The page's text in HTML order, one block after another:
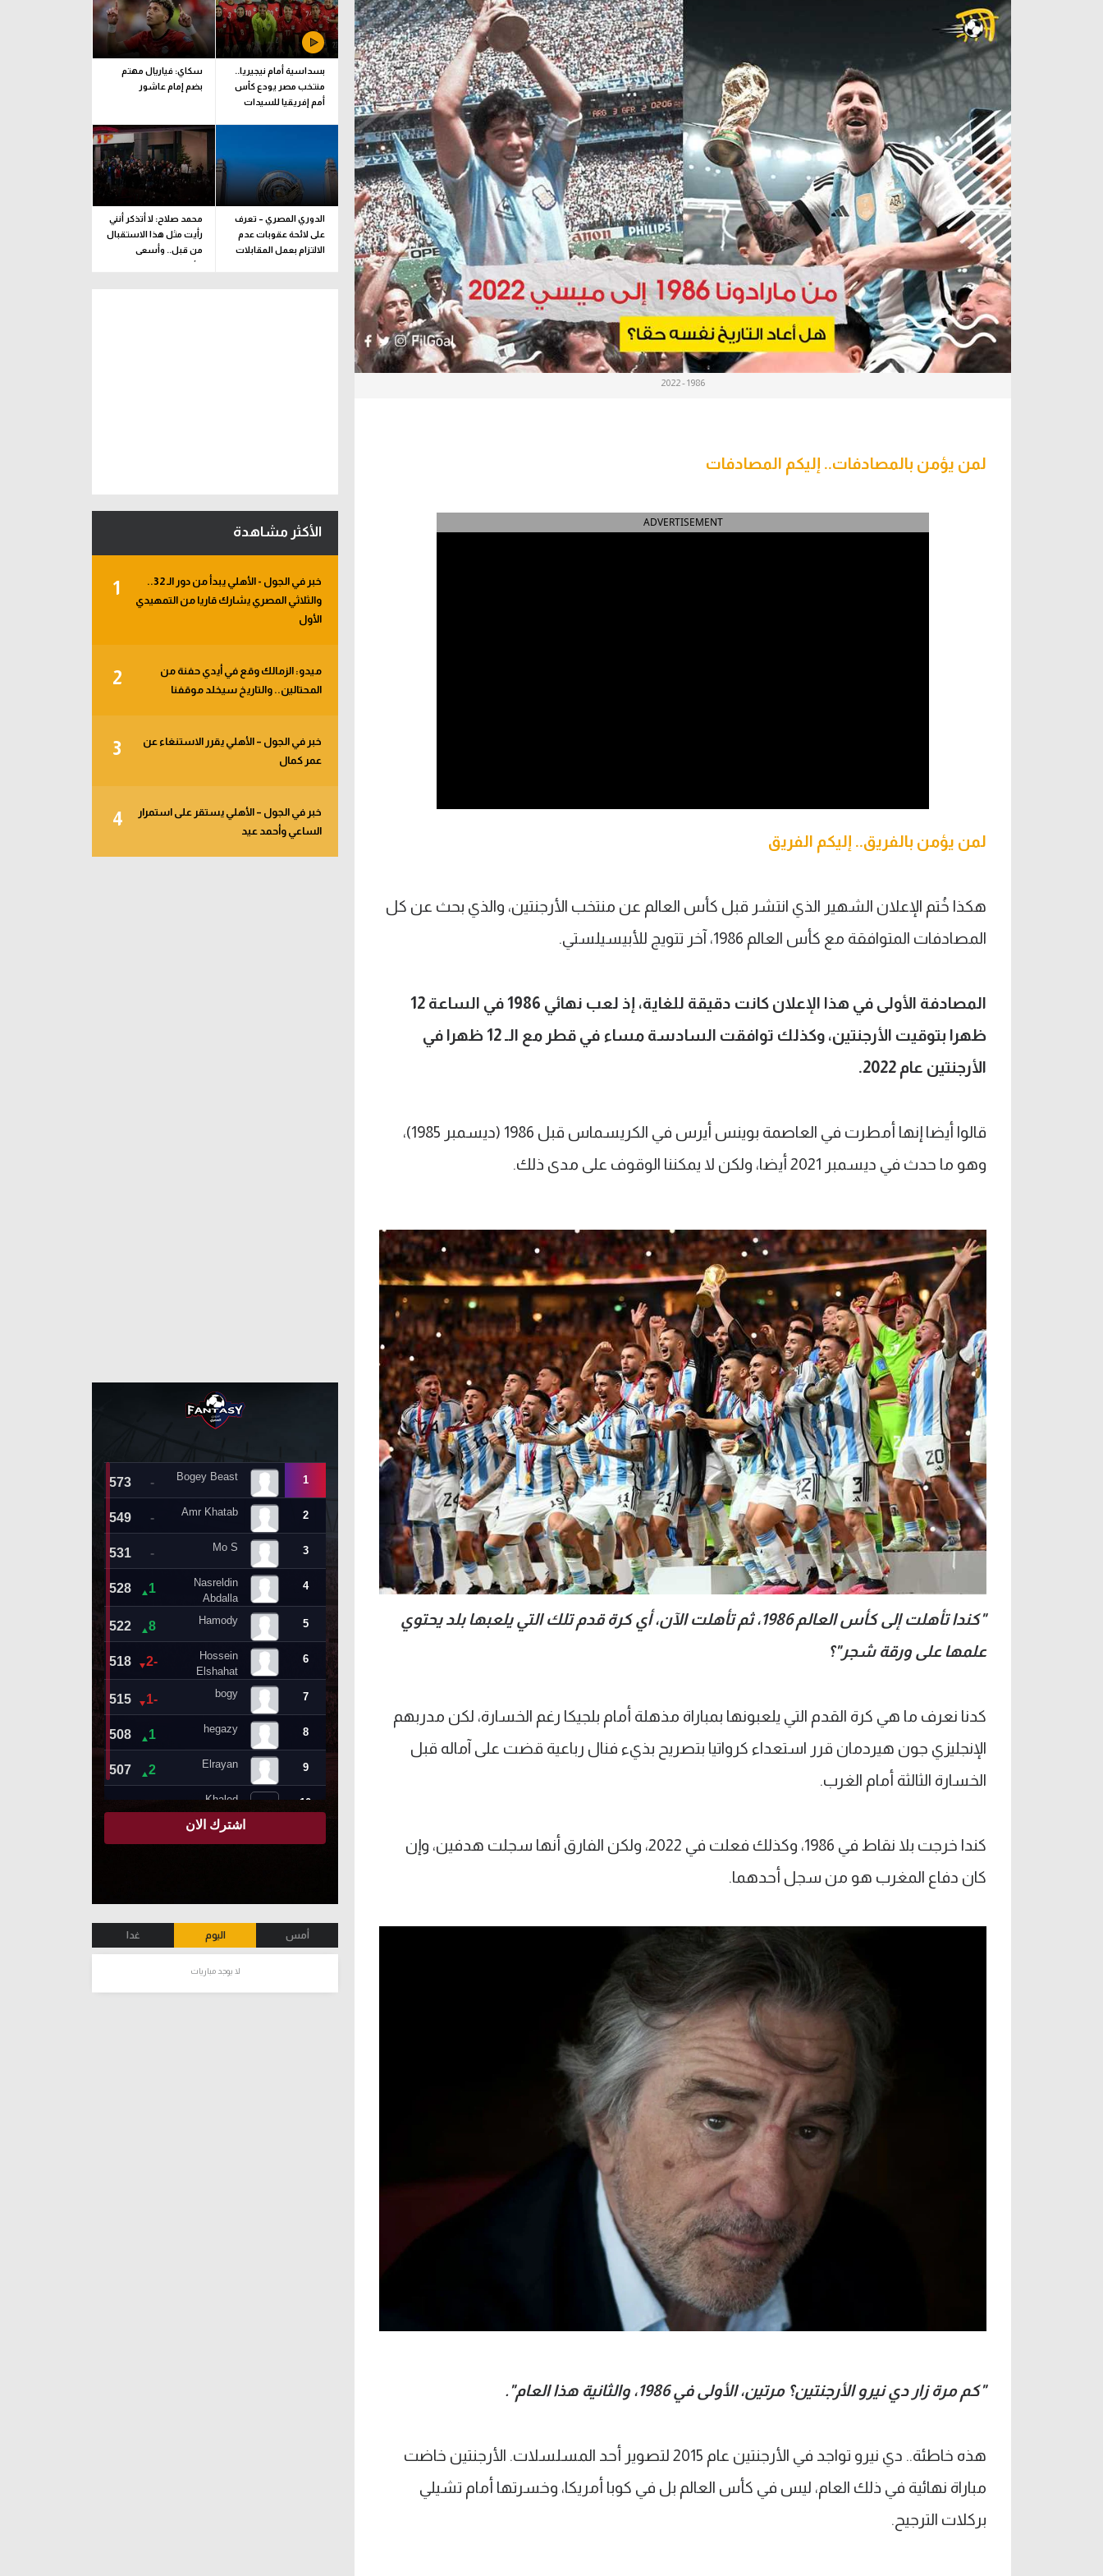
ركن الألعاب
الدوري السعودي للمحترفين
دوري أبطال أوروبا
دوري أبطال إفريقيا
كل البطولات
دوري أبطال أوروبا
القسم الثاني
رياضات أخرى
آسيا
أمريكا
ركن الألعاب
1986 - 2022
لمن يؤمن بالمصادفات.. إليكم المصادفات
ADVERTISEMENT
لمن يؤمن بالفريق.. إليكم الفريق
هكذا خُتم الإعلان الشهير الذي انتشر قبل كأس العالم عن منتخب الأرجنتين، والذي بحث عن كل
المصادفات المتوافقة مع كأس العالم 1986، آخر تتويج للأبيسيلستي.
المصادفة الأولى في هذا الإعلان كانت دقيقة للغاية، إذ لعب نهائي 1986 في الساعة 12
ظهرا بتوقيت الأرجنتين، وكذلك توافقت السادسة مساء في قطر مع الـ 12 ظهرا في
الأرجنتين عام 2022.
قالوا أيضا إنها أمطرت في العاصمة بوينس أيرس في الكريسماس قبل 1986 (ديسمبر 1985)،
وهو ما حدث في ديسمبر 2021 أيضا، ولكن لا يمكننا الوقوف على مدى ذلك.
"كندا تأهلت إلى كأس العالم 1986، ثم تأهلت الآن، أي كرة قدم تلك التي يلعبها بلد يحتوي
علمها على ورقة شجر"؟
كدنا نعرف ما هي كرة القدم التي يلعبونها بمباراة مذهلة أمام بلجيكا رغم الخسارة، لكن مدربهم
الإنجليزي جون هيردمان قرر استعداء كرواتيا بتصريح بذيء فنال رباعية قضت على آماله قبل
الخسارة الثالثة أمام الغرب.
كندا خرجت بلا نقاط في 1986، وكذلك فعلت في 2022، ولكن الفارق أنها سجلت هدفين، وإن
كان دفاع المغرب هو من سجل أحدهما.
"كم مرة زار دي نيرو الأرجنتين؟ مرتين، الأولى في 1986، والثانية هذا العام".
هذه خاطئة.. دي نيرو تواجد في الأرجنتين عام 2015 لتصوير أحد المسلسلات. الأرجنتين خاضت
مباراة نهائية في ذلك العام، ليس في كأس العالم بل في كوبا أمريكا، وخسرتها أمام تشيلي
بركلات الترجيح.
بسداسية أمام نيجيريا..
منتخب مصر يودع كأس
أمم إفريقيا للسيدات
سكاي: فياريال مهتم
بضم إمام عاشور
الدوري المصري – تعرف
على لائحة عقوبات عدم
الالتزام بعمل المقابلات
محمد صلاح: لا أتذكر أنني
رأيت مثل هذا الاستقبال
من قبل.. وأسعى
للألقاب مع الفريق
الأكثر مشاهدة
1
خبر في الجول - الأهلي يبدأ من دور الـ 32..
والثلاثي المصري يشارك قاريا من التمهيدي
الأول
2
ميدو: الزمالك وقع في أيدي حفنة من
المحتالين.. والتاريخ سيخلد موقفنا
3
خبر في الجول – الأهلي يقرر الاستنغاء عن
عمر كمال
4
خبر في الجول – الأهلي يستقر على استمرار
الساعي وأحمد عيد
أمس اليوم غدا
لا يوجد مباريات